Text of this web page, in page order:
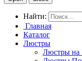
Найти:
Главная
Каталог
Люстры
Люстры на